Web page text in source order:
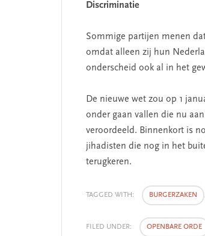
Discriminatie
Sommige partijen menen
omdat alleen zij hun
onderscheid ook al in het
De nieuwe wet zou op 1
onder gaan vallen die nu
veroordeeld. Binnenkort is
jihadisten die nog in het
terugkeren.
TAGGED WITH: BURGERZAKEN
FILED UNDER: OPENBARE ORDE